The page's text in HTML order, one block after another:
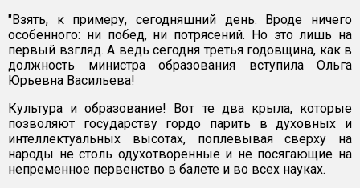
"Взять, к примеру, сегодняшний день. Вроде ничего
особенного: ни побед, ни потрясений. Но это лишь на
первый взгляд. А ведь сегодня третья годовщина, как в
должность министра образования вступила Ольга
Юрьевна Васильева!
Культура и образование! Вот те два крыла, которые
позволяют государству гордо парить в духовных и
интеллектуальных высотах, поплевывая сверху на
народы не столь одухотворенные и не посягающие на
непременное первенство в балете и во всех науках.